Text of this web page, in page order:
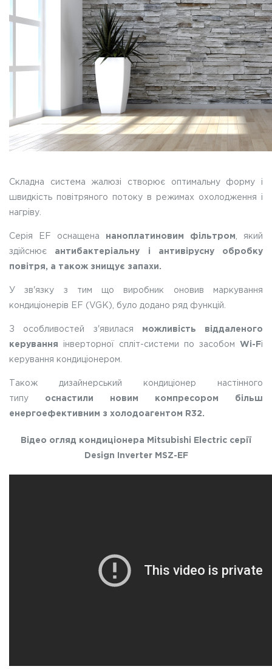
Складна система жалюзі створює оптимальну форму і
швидкість повітряного потоку в режимах охолодження і
нагріву.
Серія EF оснащена наноплатиновим фільтром , який
здійснює антибактеріальну і антивірусну обробку
повітря, а також знищує запахи.
У зв'язку з тим що виробник оновив маркування
кондиціонерів EF (VGK), було додано ряд функцій.
З особливостей з'явилася можливість віддаленого
керування інверторної спліт-системи по засобом Wi-Fi
керування кондиціонером.
Також дизайнерський кондиціонер настінного
типу оснастили новим компресором більш
енергоефективним з холодоагентом R32.
Відео огляд кондиціонера Mitsubishi Electric серії
Design Inverter MSZ-EF